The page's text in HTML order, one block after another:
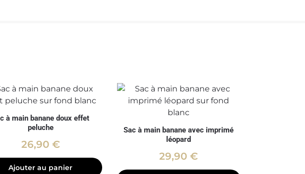
à main banane doux effet
peluche
26,90 €
Ajouter au panier
Sac à main banane avec imprimé
léopard
29,90€